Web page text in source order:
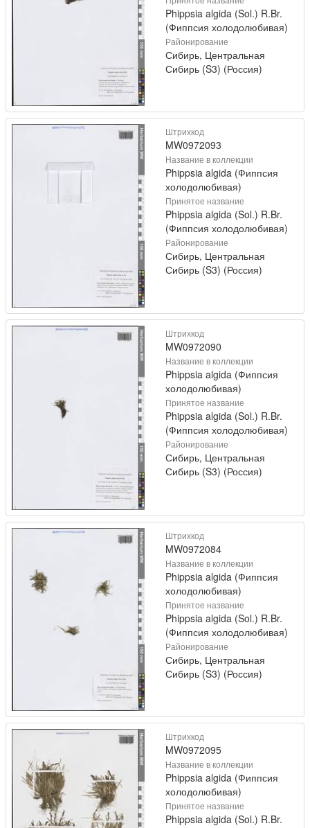
Phippsia algida (Sol.) R.Br.
(Фиппсия холодолюбивая)
Районирование
Сибирь, Центральная
Сибирь (S3) (Россия)
Штрихкод
MW0972093
Название в коллекции
Phippsia algida (Фиппсия
холодолюбивая)
Принятое название
Phippsia algida (Sol.) R.Br.
(Фиппсия холодолюбивая)
Районирование
Сибирь, Центральная
Сибирь (S3) (Россия)
Штрихкод
MW0972090
Название в коллекции
Phippsia algida (Фиппсия
холодолюбивая)
Принятое название
Phippsia algida (Sol.) R.Br.
(Фиппсия холодолюбивая)
Районирование
Сибирь, Центральная
Сибирь (S3) (Россия)
Штрихкод
MW0972084
Название в коллекции
Phippsia algida (Фиппсия
холодолюбивая)
Принятое название
Phippsia algida (Sol.) R.Br.
(Фиппсия холодолюбивая)
Районирование
Сибирь, Центральная
Сибирь (S3) (Россия)
Штрихкод
MW0972095
Название в коллекции
Phippsia algida (Фиппсия
холодолюбивая)
Принятое название
Phippsia algida (Sol.) R.Br.